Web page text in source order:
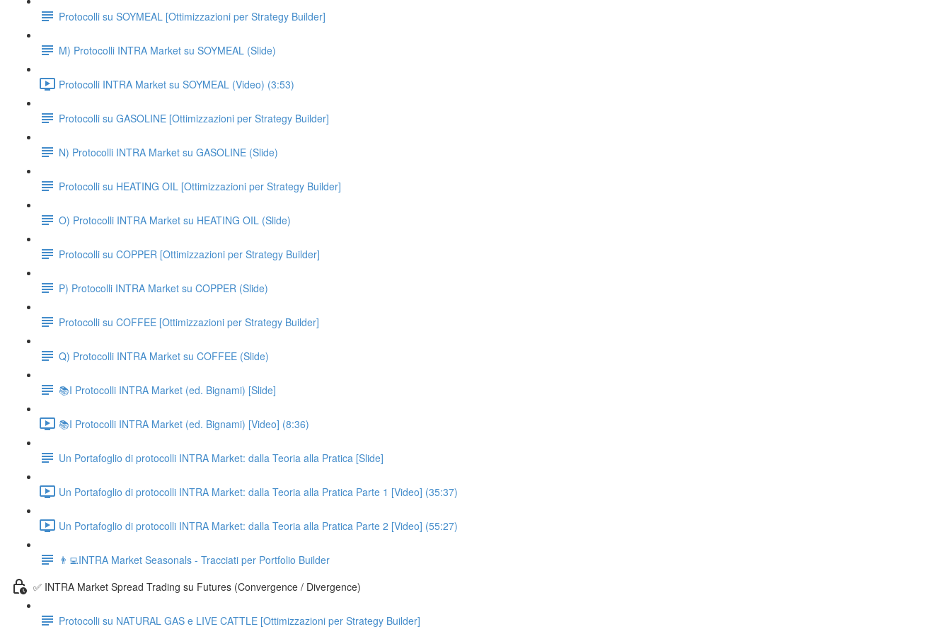
Protocolli su SOYMEAL [Ottimizzazioni per Strategy Builder]
M) Protocolli INTRA Market su SOYMEAL (Slide)
Protocolli INTRA Market su SOYMEAL (Video) (3:53)
Protocolli su GASOLINE [Ottimizzazioni per Strategy Builder]
N) Protocolli INTRA Market su GASOLINE (Slide)
Protocolli su HEATING OIL [Ottimizzazioni per Strategy Builder]
O) Protocolli INTRA Market su HEATING OIL (Slide)
Protocolli su COPPER [Ottimizzazioni per Strategy Builder]
P) Protocolli INTRA Market su COPPER (Slide)
Protocolli su COFFEE [Ottimizzazioni per Strategy Builder]
Q) Protocolli INTRA Market su COFFEE (Slide)
📚I Protocolli INTRA Market (ed. Bignami) [Slide]
📚I Protocolli INTRA Market (ed. Bignami) [Video] (8:36)
Un Portafoglio di protocolli INTRA Market: dalla Teoria alla Pratica [Slide]
Un Portafoglio di protocolli INTRA Market: dalla Teoria alla Pratica Parte 1 [Video] (35:37)
Un Portafoglio di protocolli INTRA Market: dalla Teoria alla Pratica Parte 2 [Video] (55:27)
👨‍💻INTRA Market Seasonals - Tracciati per Portfolio Builder
✅ INTRA Market Spread Trading su Futures (Convergence / Divergence)
Protocolli su NATURAL GAS e LIVE CATTLE [Ottimizzazioni per Strategy Builder]